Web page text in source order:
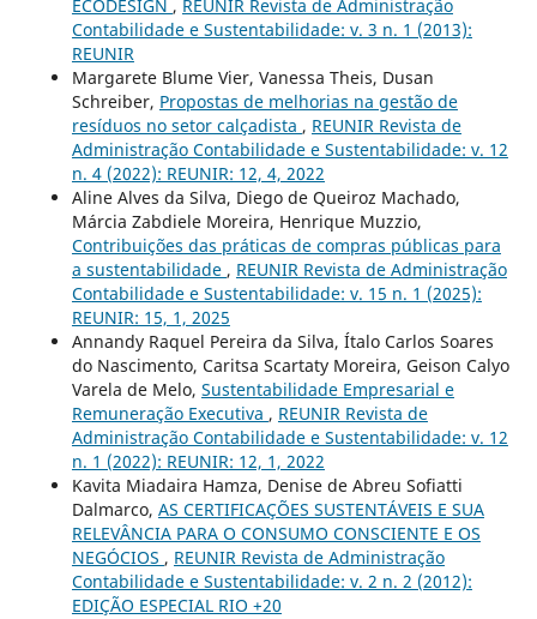
ECODESIGN , REUNIR Revista de Administração
Contabilidade e Sustentabilidade: v. 3 n. 1 (2013):
REUNIR
Margarete Blume Vier, Vanessa Theis, Dusan
Schreiber, Propostas de melhorias na gestão de
resíduos no setor calçadista , REUNIR Revista de
Administração Contabilidade e Sustentabilidade: v. 12
n. 4 (2022): REUNIR: 12, 4, 2022
Aline Alves da Silva, Diego de Queiroz Machado,
Márcia Zabdiele Moreira, Henrique Muzzio,
Contribuições das práticas de compras públicas para
a sustentabilidade , REUNIR Revista de Administração
Contabilidade e Sustentabilidade: v. 15 n. 1 (2025):
REUNIR: 15, 1, 2025
Annandy Raquel Pereira da Silva, Ítalo Carlos Soares
do Nascimento, Caritsa Scartaty Moreira, Geison Calyo
Varela de Melo, Sustentabilidade Empresarial e
Remuneração Executiva , REUNIR Revista de
Administração Contabilidade e Sustentabilidade: v. 12
n. 1 (2022): REUNIR: 12, 1, 2022
Kavita Miadaira Hamza, Denise de Abreu Sofiatti
Dalmarco, AS CERTIFICAÇÕES SUSTENTÁVEIS E SUA
RELEVÂNCIA PARA O CONSUMO CONSCIENTE E OS
NEGÓCIOS , REUNIR Revista de Administração
Contabilidade e Sustentabilidade: v. 2 n. 2 (2012):
EDIÇÃO ESPECIAL RIO +20